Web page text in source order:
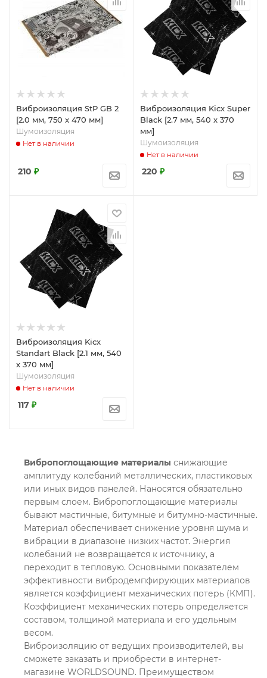
Виброизоляция StP GB 2
[2.0 мм, 750 x 470 мм]
Шумоизоляция
Нет в наличии
210 ₽
Виброизоляция Kicx Super
Black [2.7 мм, 540 x 370
мм]
Шумоизоляция
Нет в наличии
220 ₽
Виброизоляция Kicx
Standart Black [2.1 мм, 540
x 370 мм]
Шумоизоляция
Нет в наличии
117 ₽
Вибропоглощающие материалы снижающие
амплитуду колебаний металлических, пластиковых
или иных видов панелей. Наносятся обязательно
первым слоем. Вибропоглощающие материалы
бывают мастичные, битумные и битумно-мастичные.
Материал обеспечивает снижение уровня шума и
вибрации в диапазоне низких частот. Энергия
колебаний не возвращается к источнику, а
переходит в тепловую. Основными показателем
эффективности вибродемпфирующих материалов
является коэффициент механических потерь (КМП).
Коэффициент механических потерь определяется
составом, толщиной материала и его удельным
весом.
Виброизоляцию от ведущих производителей, вы
сможете заказать и приобрести в интернет-
магазине WORLDSOUND. Преимуществом